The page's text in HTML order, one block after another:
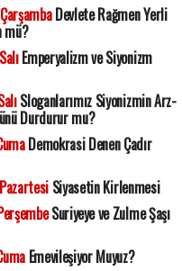
Devlete Rağmen Yerli
mü?
Emperyalizm ve Siyonizm
Sloganlarımız Siyonizmin Arz-
Durdurur mu?
Demokrasi Denen Çadır
Siyasetin Kirlenmesi
Suriyeye ve Zulme Şaşı
Emevileşiyor Muyuz?